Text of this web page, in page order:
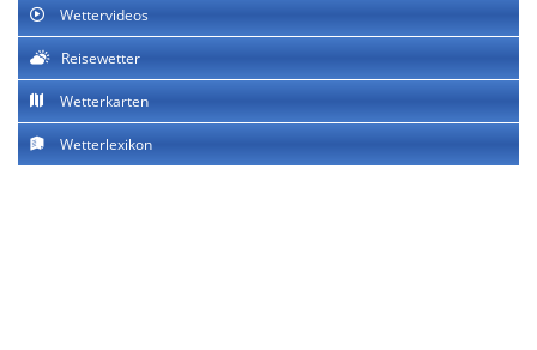
Wettervideos
Reisewetter
Wetterkarten
Wetterlexikon